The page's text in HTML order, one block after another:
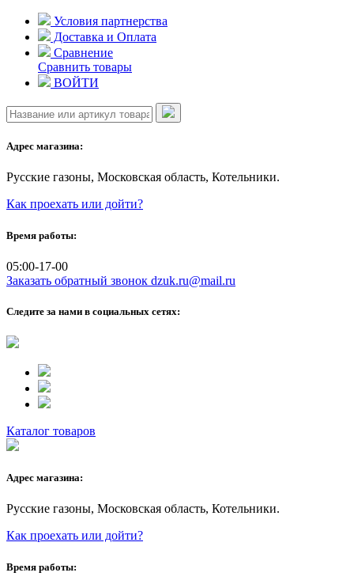
Skip
content
Условия партнерства
Доставка и Оплата
Сравнение
Сравнить товары
ВОЙТИ
Адрес магазина:
Русские газоны, Московская область, Котельники.
Как проехать или дойти?
Время работы:
05:00-17-00
Заказать обратный звонок dzuk.ru@mail.ru
Следите за нами в социальных сетях:
Каталог товаров
Адрес магазина:
Русские газоны, Московская область, Котельники.
Как проехать или дойти?
Время работы: